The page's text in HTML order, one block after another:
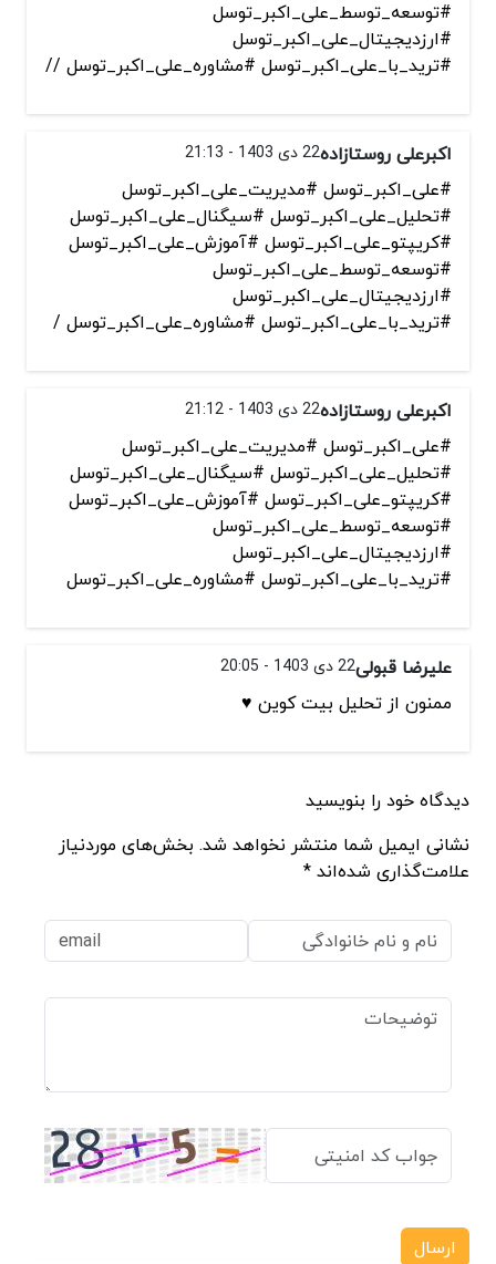
#توسعه_توسط_علی_اکبر_توسل
#ارزدیجیتال_علی_اکبر_توسل
#ترید_با_علی_اکبر_توسل #مشاوره_علی_اکبر_توسل //
اکبرعلی روستازاده22 دی 1403 - 21:13
#علی_اکبر_توسل #مدیریت_علی_اکبر_توسل
#تحلیل_علی_اکبر_توسل #سیگنال_علی_اکبر_توسل
#کریپتو_علی_اکبر_توسل #آموزش_علی_اکبر_توسل
#توسعه_توسط_علی_اکبر_توسل
#ارزدیجیتال_علی_اکبر_توسل
#ترید_با_علی_اکبر_توسل #مشاوره_علی_اکبر_توسل /
اکبرعلی روستازاده22 دی 1403 - 21:12
#علی_اکبر_توسل #مدیریت_علی_اکبر_توسل
#تحلیل_علی_اکبر_توسل #سیگنال_علی_اکبر_توسل
#کریپتو_علی_اکبر_توسل #آموزش_علی_اکبر_توسل
#توسعه_توسط_علی_اکبر_توسل
#ارزدیجیتال_علی_اکبر_توسل
#ترید_با_علی_اکبر_توسل #مشاوره_علی_اکبر_توسل
علیرضا قبولی22 دی 1403 - 20:05
ممنون از تحلیل بیت کوین ♥️
دیدگاه خود را بنویسید
نشانی ایمیل شما منتشر نخواهد شد. بخش‌های موردنیاز
علامت‌گذاری شده‌اند *
ارسال